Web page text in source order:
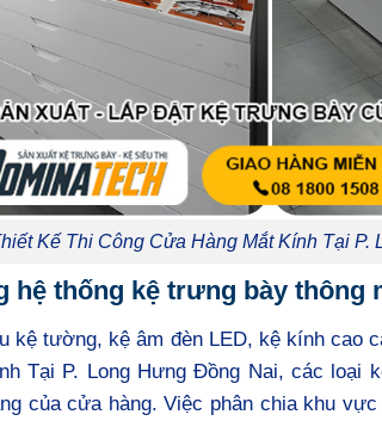
Kế Thi Công Cửa Hàng Mắt Kính Tại P.
hệ thống kệ trưng bày thông
kệ tường, kệ âm đèn LED, kệ kính cao
Tại P. Long Hưng Đồng Nai, các loại
của cửa hàng. Việc phân chia khu